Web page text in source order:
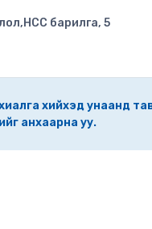
барилга, 5
хийхэд унаанд
анхаарна уу.